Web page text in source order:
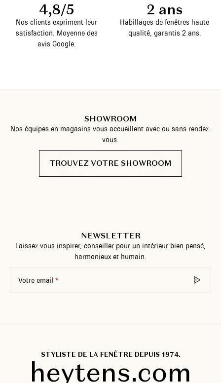
4,8/5
Nos clients expriment leur
satisfaction. Moyenne des
avis Google.
2 ans
Habillages de fenêtres haute
qualité, garantis 2 ans.
SHOWROOM
Nos équipes en magasins vous accueillent avec ou sans rendez-
vous.
TROUVEZ VOTRE SHOWROOM
NEWSLETTER
Laissez-vous inspirer, conseiller pour un intérieur bien pensé,
harmonieux et humain.
Votre email
STYLISTE DE LA FENÊTRE DEPUIS 1974.
heytens.com